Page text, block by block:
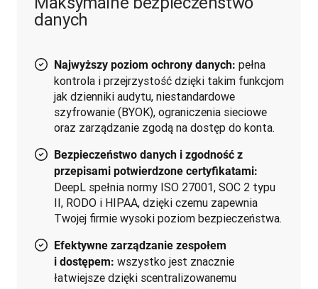
danych
Najwyższy poziom ochrony danych: pełna
kontrola i przejrzystość dzięki takim funkcjom
jak dzienniki audytu, niestandardowe
szyfrowanie (BYOK), ograniczenia sieciowe
oraz zarządzanie zgodą na dostęp do konta.
Bezpieczeństwo danych i zgodność z
przepisami potwierdzone certyfikatami:
DeepL spełnia normy ISO 27001, SOC 2 typu
II, RODO i HIPAA, dzięki czemu zapewnia
Twojej firmie wysoki poziom bezpieczeństwa.
Efektywne zarządzanie zespołem
i dostępem: wszystko jest znacznie
łatwiejsze dzięki scentralizowanemu